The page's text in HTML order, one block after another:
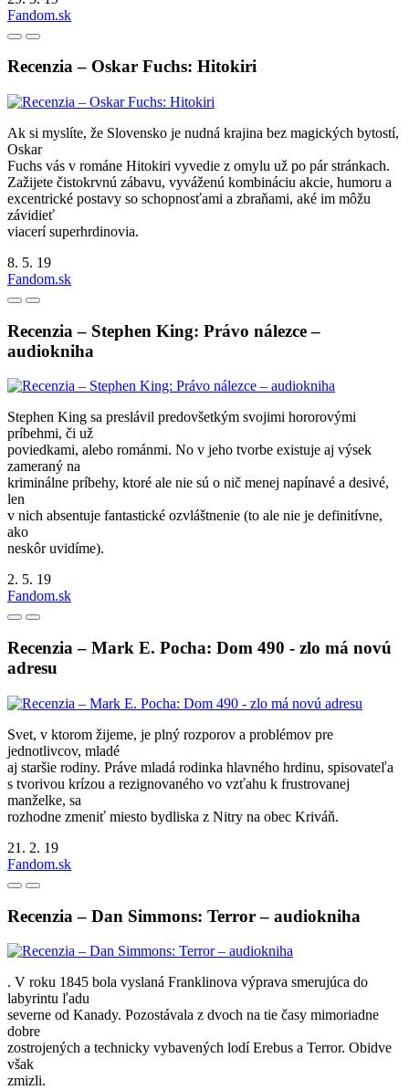
Fandom.sk
Recenzia – Oskar Fuchs: Hitokiri
Ak si myslíte, že Slovensko je nudná krajina bez magických bytostí,
Oskar
Fuchs vás v románe Hitokiri vyvedie z omylu už po pár stránkach.
Zažijete čistokrvnú zábavu, vyváženú kombináciu akcie, humoru a
excentrické postavy so schopnosťami a zbraňami, aké im môžu
závidieť
viacerí superhrdinovia.
8. 5. 19
Fandom.sk
Recenzia – Stephen King: Právo nálezce –
audiokniha
Stephen King sa preslávil predovšetkým svojimi hororovými
príbehmi, či už
poviedkami, alebo románmi. No v jeho tvorbe existuje aj výsek
zameraný na
kriminálne príbehy, ktoré ale nie sú o nič menej napínavé a desivé,
len
v nich absentuje fantastické ozvláštnenie (to ale nie je definitívne,
ako
neskôr uvidíme).
2. 5. 19
Fandom.sk
Recenzia – Mark E. Pocha: Dom 490 - zlo má novú
adresu
Svet, v ktorom žijeme, je plný rozporov a problémov pre
jednotlivcov, mladé
aj staršie rodiny. Práve mladá rodinka hlavného hrdinu, spisovateľa
s tvorivou krízou a rezignovaného vo vzťahu k frustrovanej
manželke, sa
rozhodne zmeniť miesto bydliska z Nitry na obec Kriváň.
21. 2. 19
Fandom.sk
Recenzia – Dan Simmons: Terror – audiokniha
. V roku 1845 bola vyslaná Franklinova výprava smerujúca do
labyrintu ľadu
severne od Kanady. Pozostávala z dvoch na tie časy mimoriadne
dobre
zostrojených a technicky vybavených lodí Erebus a Terror. Obidve
však
zmizli.